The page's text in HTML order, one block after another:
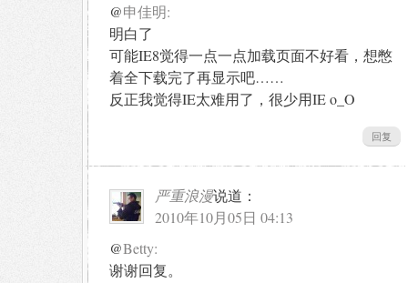
@申佳明:
明白了
可能IE8觉得一点一点加载页面不好看，想憋
着全下载完了再显示吧……
反正我觉得IE太难用了，很少用IE o_O
回复
严重浪漫说道：
2010年10月05日 04:13
@Betty:
谢谢回复。